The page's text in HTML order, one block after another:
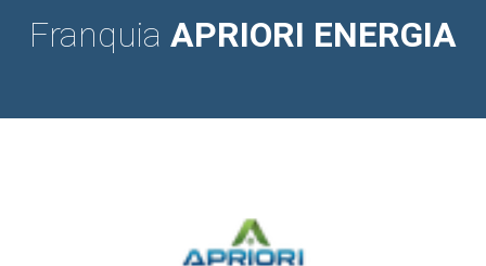
Franquia APRIORI ENERGIA